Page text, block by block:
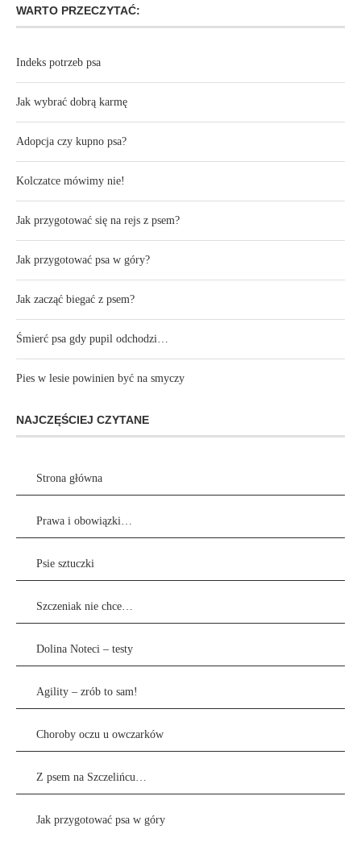
WARTO PRZECZYTAĆ:
Indeks potrzeb psa
Jak wybrać dobrą karmę
Adopcja czy kupno psa?
Kolczatce mówimy nie!
Jak przygotować się na rejs z psem?
Jak przygotować psa w góry?
Jak zacząć biegać z psem?
Śmierć psa gdy pupil odchodzi…
Pies w lesie powinien być na smyczy
NAJCZĘŚCIEJ CZYTANE
Strona główna
Prawa i obowiązki…
Psie sztuczki
Szczeniak nie chce…
Dolina Noteci – testy
Agility – zrób to sam!
Choroby oczu u owczarków
Z psem na Szczelińcu…
Jak przygotować psa w góry